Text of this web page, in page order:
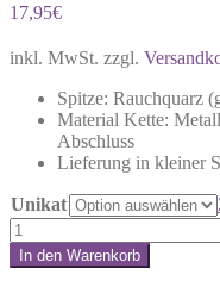
17,95€
inkl. MwSt. zzgl.
Spitze: Rauchquarz
Material Kette:
Abschluss
Lieferung in kleiner
Unikat
Rauchquarz
Pendel
–
In den Warenkorb